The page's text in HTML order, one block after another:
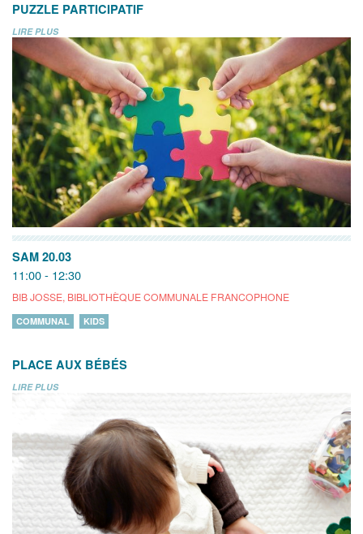
PUZZLE PARTICIPATIF
LIRE PLUS
SAM 20.03
11:00 - 12:30
BIB JOSSE, BIBLIOTHÈQUE COMMUNALE FRANCOPHONE
COMMUNAL KIDS
PLACE AUX BÉBÉS
LIRE PLUS